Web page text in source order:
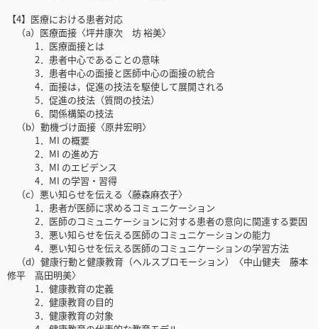
【4】医療における患者対応
（a）医療面接〈坪井康次 坊 裕美〉
1．医療面接とは
2．患者中心であることの意味
3．患者中心の面接と医師中心の面接の統合
4．面接は，促進の技法を駆使して展開される
5．促進の技法（質問の技法）
6．関係構築の技法
（b）動機づけ面接〈原井宏明〉
1．MI の概要
2．MI の進め方
3．MI のエビデンス
4．MI の学習・習得
（c）悪い知らせを伝える〈藤森麻衣子〉
1．患者が医師に求めるコミュニケーション
2．医師のコミュニケーションに対する患者の意向に関連する要因
3．悪い知らせを伝える医師のコミュニケーションの能力
4．悪い知らせを伝える医師のコミュニケーションの学習方法
（d）健康行動と健康教育（ヘルスプロモーション）〈中山健夫 藤本
修平 高田明美〉
1．健康教育の定義
2．健康教育の目的
3．健康教育の対象